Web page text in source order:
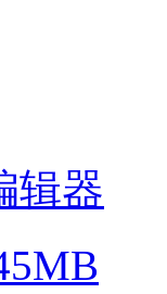
辑器